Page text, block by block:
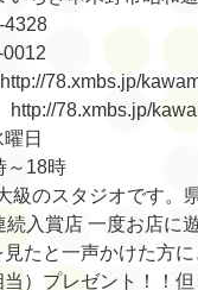
4328
78.xmbs.jp/
http://78.xmbs.jp/
日
～18時
級のスタジオです。
続入賞店 一度お店に
たと一声かけた方
当）プレゼント！！